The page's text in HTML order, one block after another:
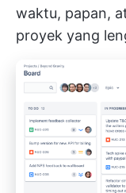
waktu, papan,
proyek yang